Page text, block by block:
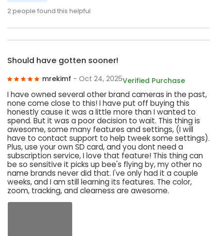
2people found this helpful
Should have gotten sooner!
mrekimf - Oct 24, 2025Verified Purchase
I have owned several other brand cameras in the past,
none come close to this! I have put off buying this
honestly cause it was a little more than I wanted to
spend. But it was a poor decision to wait. This thing is
awesome, some many features and settings, (I will
have to contact support to help tweek some settings).
Plus, use your own SD card, and you dont need a
subscription service, I love that feature! This thing can
be so sensitive it picks up bee's flying by, my other no
name brands never did that. I've only had it a couple
weeks, and I am still learning its features. The color,
zoom, tracking, and clearness are awesome.